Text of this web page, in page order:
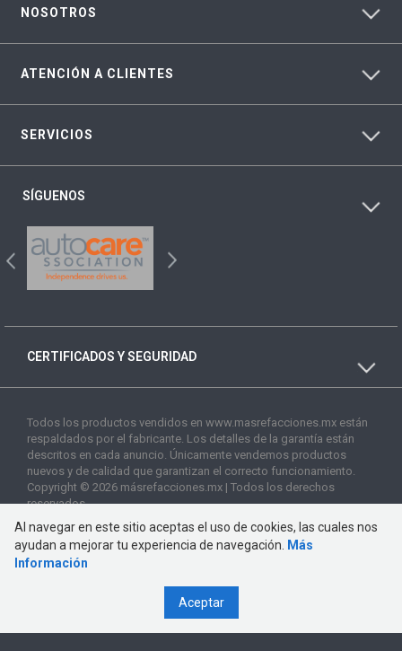
NOSOTROS
ATENCIÓN A CLIENTES
SERVICIOS
SÍGUENOS
CERTIFICADOS Y SEGURIDAD
Todos los productos vendidos en www.masrefacciones.mx están
respaldados por el fabricante. Los detalles de la garantía están
descritos en cada anuncio. Únicamente vendemos productos
nuevos y de calidad que garantizan el correcto funcionamiento.
Copyright © 2026 másrefacciones.mx | Todos los derechos
reservados
Al navegar en este sitio aceptas el uso de cookies, las cuales nos
ayudan a mejorar tu experiencia de navegación.
Más
Información
Aceptar